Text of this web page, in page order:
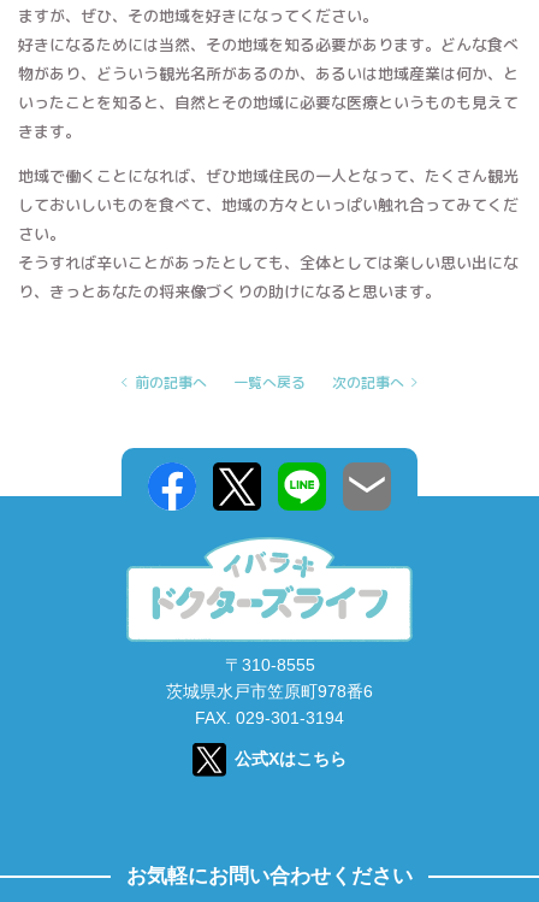
ますが、ぜひ、その地域を好きになってください。
好きになるためには当然、その地域を知る必要があります。どんな食べ
物があり、どういう観光名所があるのか、あるいは地域産業は何か、と
いったことを知ると、自然とその地域に必要な医療というものも見えて
きます。
地域で働くことになれば、ぜひ地域住民の一人となって、たくさん観光
しておいしいものを食べて、地域の方々といっぱい触れ合ってみてくだ
さい。
そうすれば辛いことがあったとしても、全体としては楽しい思い出にな
り、きっとあなたの将来像づくりの助けになると思います。
前の記事へ 一覧へ戻る 次の記事へ
〒310-8555
茨城県水戸市笠原町978番6
FAX. 029-301-3194
公式Xはこちら
お気軽にお問い合わせください